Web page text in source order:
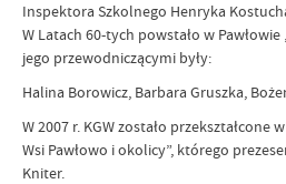
Inspektora Szkolnego Henryka
W Latach 60-tych powstało w Pawłowie
jego przewodniczącymi były:
Halina Borowicz, Barbara Gruszka,
W 2007 r. KGW zostało przekształcone
Wsi Pawłowo i okolicy”, którego
Kniter.